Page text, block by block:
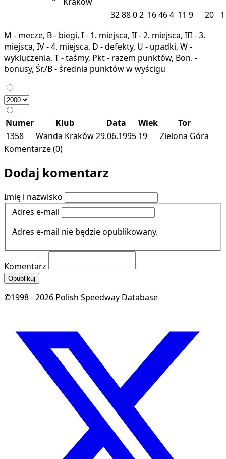
328802 16464 11 9 20
1
M - mecze, B - biegi, I - 1. miejsca, II - 2. miejsca, III - 3.
miejsca, IV - 4. miejsca, D - defekty, U - upadki, W -
wykluczenia, T - taśmy, Pkt - razem punktów, Bon. -
bonusy, Śr./B - średnia punktów w wyścigu
Numer Klub Data Wiek
Tor
1358
Wanda Kraków29.06.1995 19
Zielona Góra
Komentarze (0)
Dodaj komentarz
Imię i nazwisko
Adres e-mail
Adres e-mail nie będzie opublikowany.
Komentarz
Opublikuj
©1998 - 2026 Polish Speedway Database